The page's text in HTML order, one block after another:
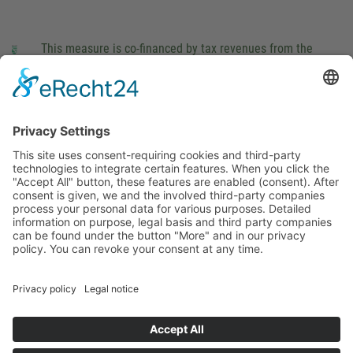
This measure is co-financed by tax revenues from the
Landtag (parliament).
This site uses consent-requiring cookies and third-party
technologies to integrate certain features. When you click the
"Accept All" button, these features are enabled (consent).
After consent is given, we and the involved third-party
companies process your personal data for various purposes.
companies can be found under the button "More" and in our
DENY ACCEPT MORE